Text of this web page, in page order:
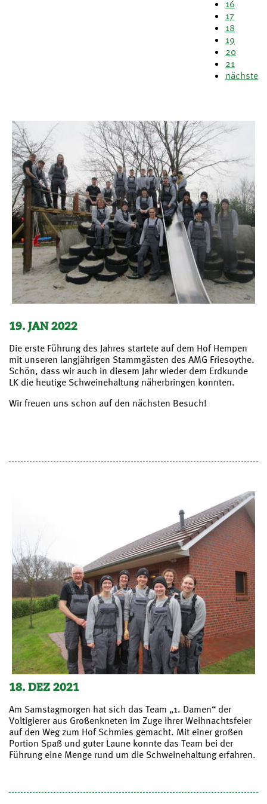
16
17
18
19
20
21
nächste
19. JAN 2022
Die erste Führung des Jahres startete auf dem Hof Hempen
mit unseren langjährigen Stammgästen des AMG Friesoythe.
Schön, dass wir auch in diesem Jahr wieder dem Erdkunde
LK die heutige Schweinehaltung näherbringen konnten.
Wir freuen uns schon auf den nächsten Besuch!
18. DEZ 2021
Am Samstagmorgen hat sich das Team „1. Damen“ der
Voltigierer aus Großenkneten im Zuge ihrer Weihnachtsfeier
auf den Weg zum Hof Schmies gemacht. Mit einer großen
Portion Spaß und guter Laune konnte das Team bei der
Führung eine Menge rund um die Schweinehaltung erfahren.